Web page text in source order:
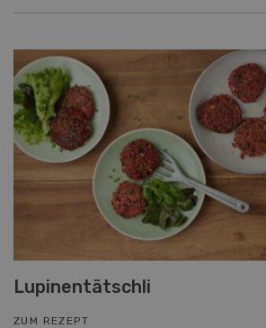
Lupinentätschli
ZUM REZEPT